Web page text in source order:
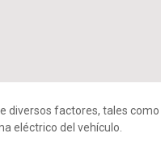
diversos factores, tales
eléctrico del vehículo.